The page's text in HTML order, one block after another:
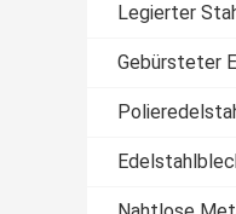
Legierter
Gebürsteter